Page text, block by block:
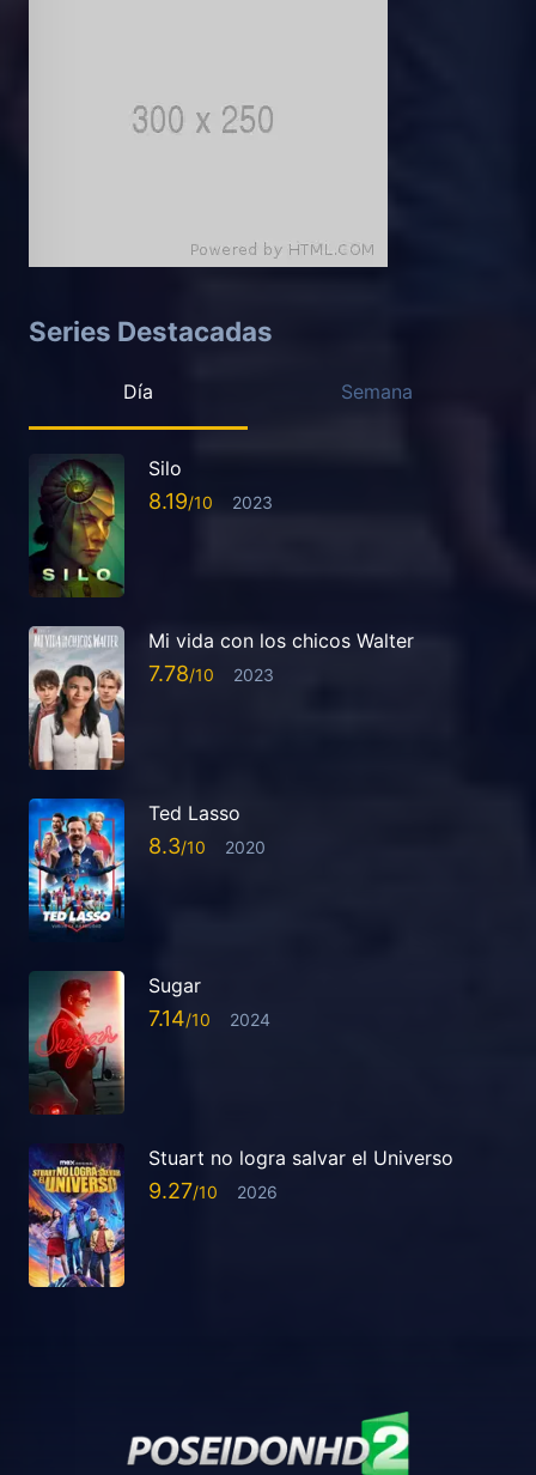
Series Destacadas
Día Semana
Silo
8.19 2023
Mi vida con los chicos Walter
7.78 2023
Ted Lasso
8.3 2020
Sugar
7.14 2024
Stuart no logra salvar el Universo
9.27 2026